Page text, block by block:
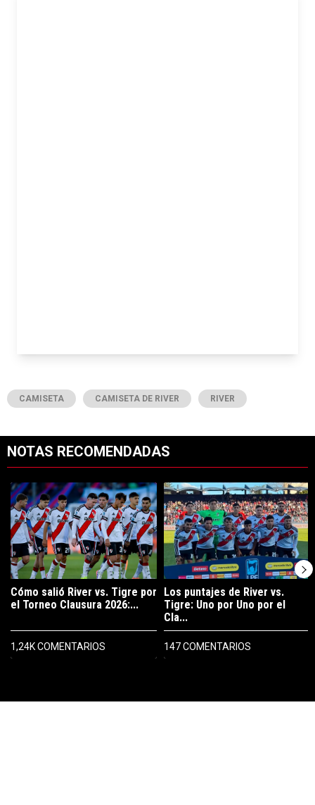
CAMISETA CAMISETA DE RIVER RIVER
NOTAS RECOMENDADAS
Un artículo de tendencia con el título "Cómo salió River vs. Tigre
Cómo salió River vs. Tigre por
el Torneo Clausura 2026:...
1,24K COMENTARIOS
Un artículo de tendencia con el
Los puntajes de River vs.
Tigre: Uno por Uno por el
Cla...
147 COMENTARIOS